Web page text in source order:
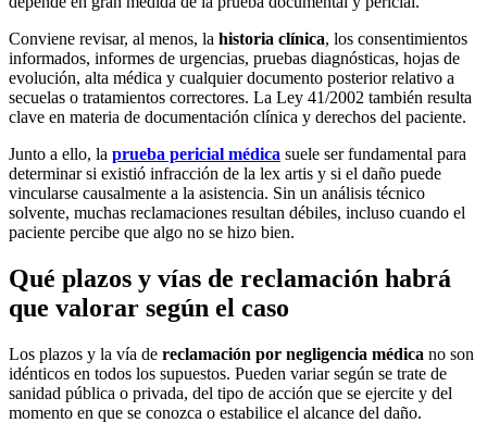
Conviene revisar, al menos, la historia clínica, los consentimientos
informados, informes de urgencias, pruebas diagnósticas, hojas de
evolución, alta médica y cualquier documento posterior relativo a
secuelas o tratamientos correctores. La Ley 41/2002 también resulta
clave en materia de documentación clínica y derechos del paciente.
Junto a ello, la prueba pericial médica suele ser fundamental para
determinar si existió infracción de la lex artis y si el daño puede
vincularse causalmente a la asistencia. Sin un análisis técnico
solvente, muchas reclamaciones resultan débiles, incluso cuando el
paciente percibe que algo no se hizo bien.
Qué plazos y vías de reclamación habrá
que valorar según el caso
Los plazos y la vía de reclamación por negligencia médica no son
idénticos en todos los supuestos. Pueden variar según se trate de
sanidad pública o privada, del tipo de acción que se ejercite y del
momento en que se conozca o estabilice el alcance del daño.